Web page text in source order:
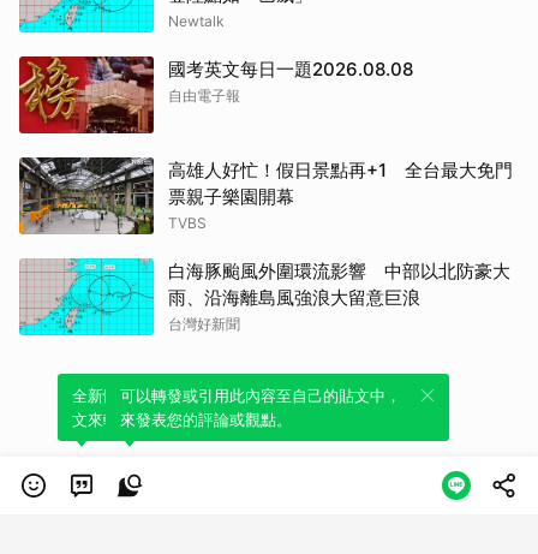
Newtalk
國考英文每日一題2026.08.08
自由電子報
高雄人好忙！假日景點再+1 全台最大免門
票親子樂園開幕
TVBS
白海豚颱風外圍環流影響 中部以北防豪大
雨、沿海離島風強浪大留意巨浪
台灣好新聞
全新體驗！一鍵引用此內容，透過發布貼
文來輕鬆表達個人立場。
可以轉發或引用此內容至自己的貼文中，
來發表您的評論或觀點。